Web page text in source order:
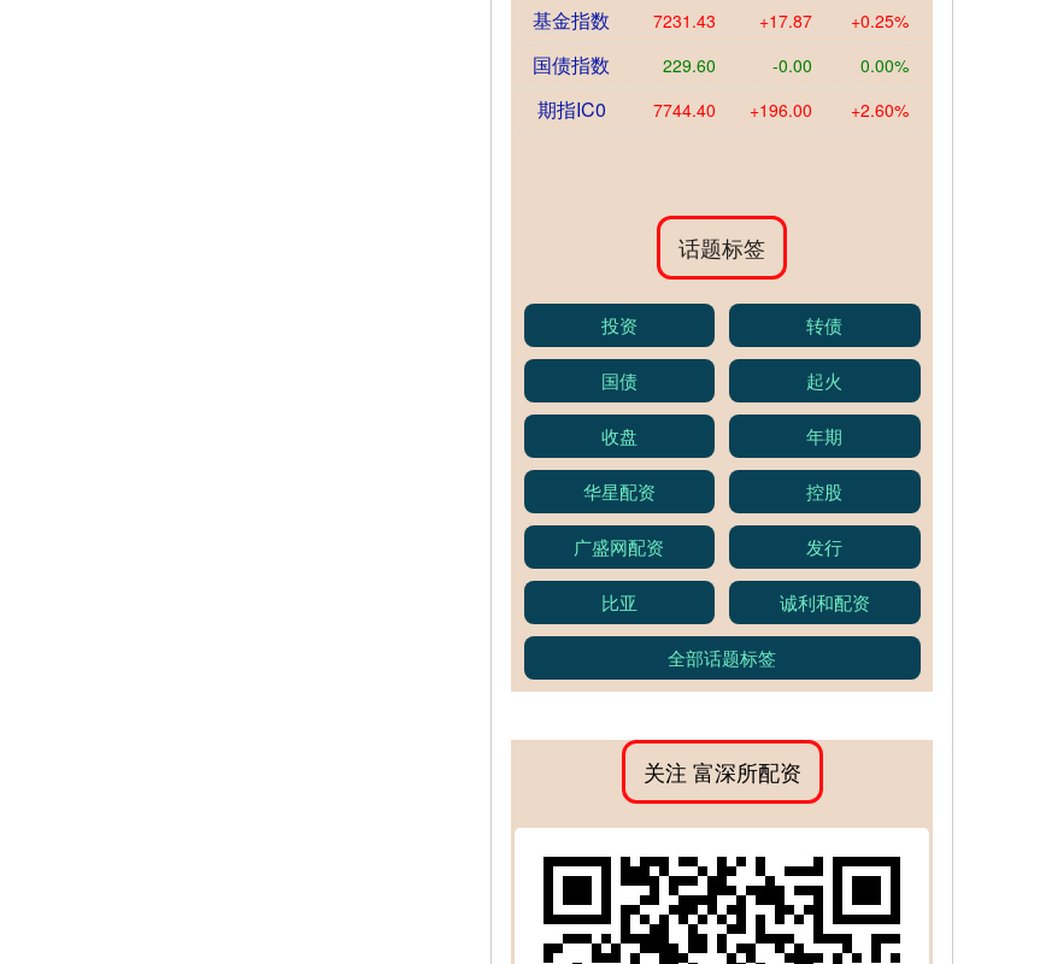
基金指数 7231.43 +17.87 +0.25%
国债指数 229.60 -0.00 0.00%
期指IC0 7744.40 +196.00 +2.60%
话题标签
投资 转债
国债 起火
收盘 年期
华星配资 控股
广盛网配资 发行
比亚 诚利和配资
全部话题标签
关注 富深所配资